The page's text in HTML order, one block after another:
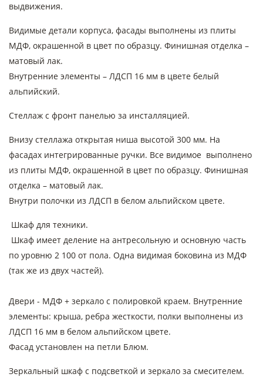
выдвижения.
Видимые детали корпуса, фасады выполнены из плиты
МДФ, окрашенной в цвет по образцу. Финишная отделка –
матовый лак.
Внутренние элементы – ЛДСП 16 мм в цвете белый
альпийский.
Стеллаж с фронт панелью за инсталляцией.
Внизу стеллажа открытая ниша высотой 300 мм. На
фасадах интегрированные ручки. Все видимое выполнено
из плиты МДФ, окрашенной в цвет по образцу. Финишная
отделка – матовый лак.
Внутри полочки из ЛДСП в белом альпийском цвете.
Шкаф для техники.
Шкаф имеет деление на антресольную и основную часть
по уровню 2 100 от пола. Одна видимая боковина из МДФ
(так же из двух частей).
Двери - МДФ + зеркало с полировкой краем. Внутренние
элементы: крыша, ребра жесткости, полки выполнены из
ЛДСП 16 мм в белом альпийском цвете.
Фасад установлен на петли Блюм.
Зеркальный шкаф с подсветкой и зеркало за смесителем.